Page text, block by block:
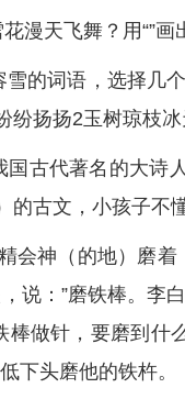
漫天飞舞？用“”画
的词语，选择几
纷扬扬2玉树琼枝
古代著名的大诗
的古文，小孩子不
会神（的地）磨着
说：”磨铁棒。李
做针，要磨到什
下头磨他的铁杵。